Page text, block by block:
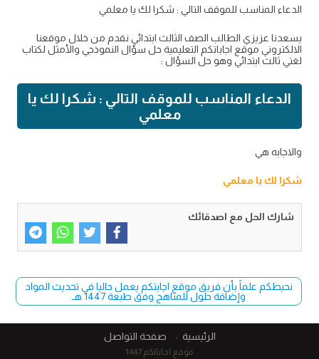
الدعاء المناسب للموقف التالي : شكرا لك يا معلمي
يسعدنا عزيزي الطالب الصف الثالث ابتدائي نقدم من خلال موقعنا
الالكتروني موقع اجاباتكم التعليمية حل سؤال النموذجي والأمثل لكتاب
لغتي ثالث ابتدائي وهو حل السؤال :
الدعاء المناسب للموقف التالي : شكرا لك يا
معلمي
والاجابه هي
شكرا لك يا معلمي
شارك الحل مع اصدقائك
نحيطكم علماً بأن فريق موقع اجابتكم يعمل حاليا في تحديث المواد
وإضافة حلول للمناهج وفق طبعة 1447 هـ
الرئيسية صفحة التواصل
موقع اجاباتكم 1447